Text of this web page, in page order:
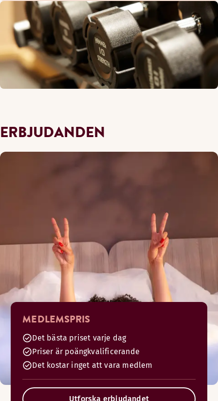
ERBJUDANDEN
MEDLEMSPRIS
Det bästa priset varje dag
Priser är poängkvalificerande
Det kostar inget att vara medlem
Utforska erbjudandet